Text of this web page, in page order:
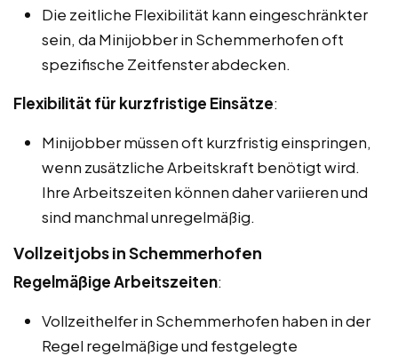
Die zeitliche Flexibilität kann eingeschränkter
sein, da Minijobber in Schemmerhofen oft
spezifische Zeitfenster abdecken.
Flexibilität für kurzfristige Einsätze:
Minijobber müssen oft kurzfristig einspringen,
wenn zusätzliche Arbeitskraft benötigt wird.
Ihre Arbeitszeiten können daher variieren und
sind manchmal unregelmäßig.
Vollzeitjobs in Schemmerhofen
Regelmäßige Arbeitszeiten:
Vollzeithelfer in Schemmerhofen haben in der
Regel regelmäßige und festgelegte